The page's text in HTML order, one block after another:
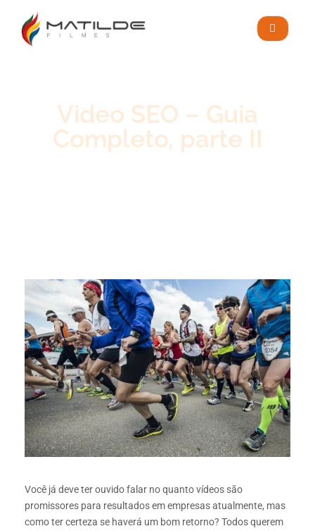
Video SEO – Guia
Completo, parte II
Você já deve ter ouvido falar no quanto vídeos são
promissores para resultados em empresas atualmente, mas
como ter certeza se haverá um bom retorno? Todos querem